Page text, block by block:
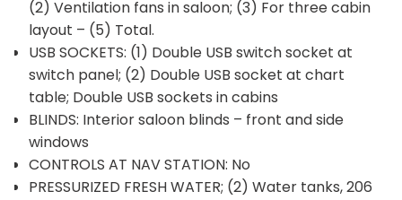
(2) Ventilation fans in saloon; (3) For three cabin
layout – (5) Total.
USB SOCKETS: (1) Double USB switch socket at
switch panel; (2) Double USB socket at chart
table; Double USB sockets in cabins
BLINDS: Interior saloon blinds – front and side
windows
CONTROLS AT NAV STATION: No
PRESSURIZED FRESH WATER; (2) Water tanks, 206